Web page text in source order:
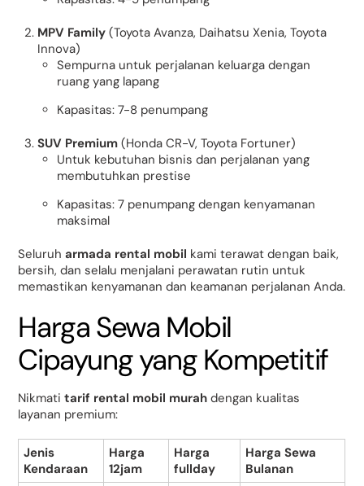
MPV Family (Toyota Avanza, Daihatsu Xenia, Toyota
Innova)
Sempurna untuk perjalanan keluarga dengan
ruang yang lapang
Kapasitas: 7-8 penumpang
SUV Premium (Honda CR-V, Toyota Fortuner)
Untuk kebutuhan bisnis dan perjalanan yang
membutuhkan prestise
Kapasitas: 7 penumpang dengan kenyamanan
maksimal
Seluruharmada rental mobil kami terawat dengan baik,
bersih, dan selalu menjalani perawatan rutin untuk
memastikan kenyamanan dan keamanan perjalanan Anda.
Harga Sewa Mobil
Cipayung yang Kompetitif
Nikmatitarif rental mobil murah dengan kualitas
layanan premium:
Jenis
Kendaraan
Harga
12jam
Harga
fullday
Harga Sewa
Bulanan